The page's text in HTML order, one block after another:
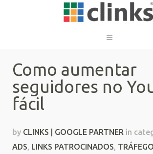
Como aumentar
seguidores no
fácil
by CLINKS | GOOGLE PARTNER in
ADS, LINKS PATROCINADOS,